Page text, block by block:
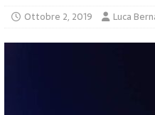
Ottobre 2, 2019 Luca